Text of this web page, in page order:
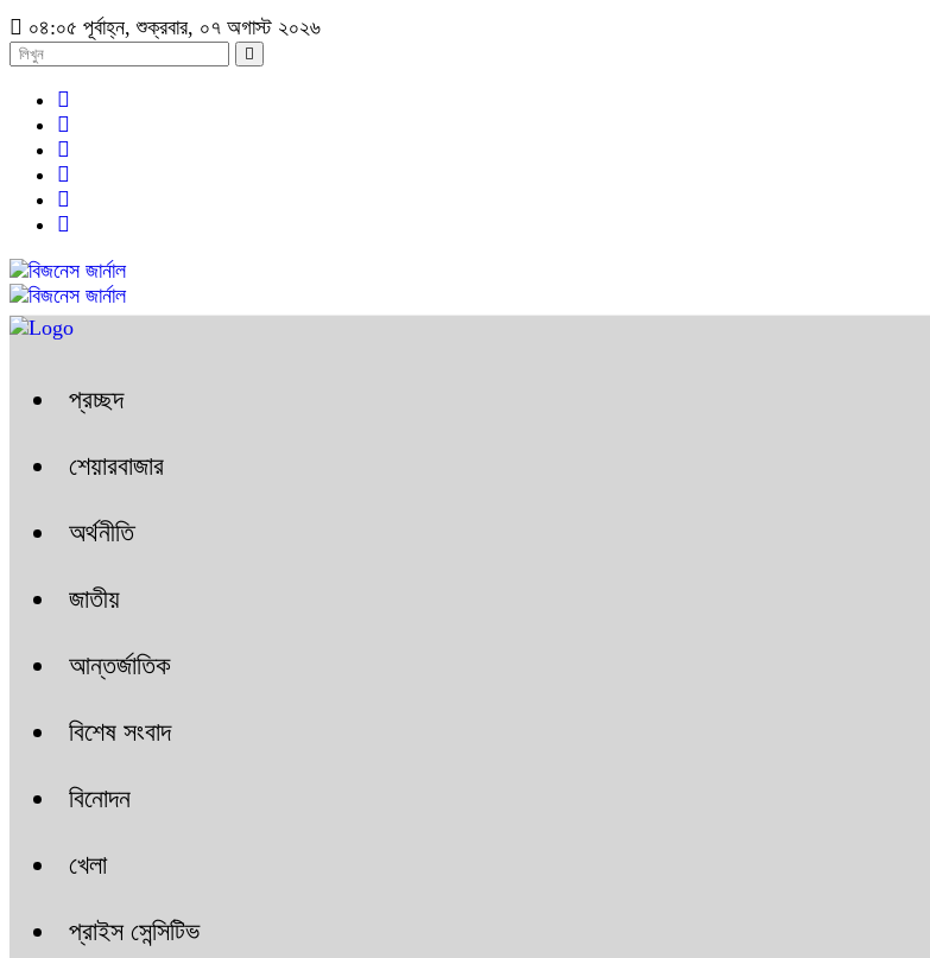
০৪:০৫ পূর্বাহ্ন, শুক্রবার, ০৭ অগাস্ট ২০২৬
প্রচ্ছদ
শেয়ারবাজার
অর্থনীতি
জাতীয়
আন্তর্জাতিক
বিশেষ সংবাদ
বিনোদন
খেলা
প্রাইস সেন্সিটিভ